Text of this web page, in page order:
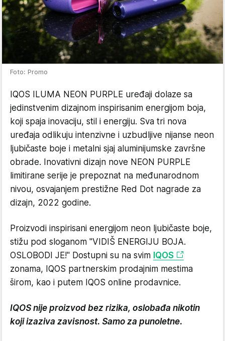
Foto: Promo
IQOS ILUMA NEON PURPLE uređaji dolaze sa
jedinstvenim dizajnom inspirisanim energijom boja,
koji spaja inovaciju, stil i energiju. Sva tri nova
uređaja odlikuju intenzivne i uzbudljive nijanse neon
ljubičaste boje i metalni sjaj aluminijumske završne
obrade. Inovativni dizajn nove NEON PURPLE
limitirane serije je prepoznat na međunarodnom
nivou, osvajanjem prestižne Red Dot nagrade za
dizajn, 2022 godine.
Proizvodi inspirisani energijom neon ljubičaste boje,
stižu pod sloganom "VIDIŠ ENERGIJU BOJA.
OSLOBODI JE!" Dostupni su na svim IQOS
zonama, IQOS partnerskim prodajnim mestima
širom, kao i putem IQOS online prodavnice.
IQOS nije proizvod bez rizika, oslobađa nikotin
koji izaziva zavisnost. Samo za punoletne.